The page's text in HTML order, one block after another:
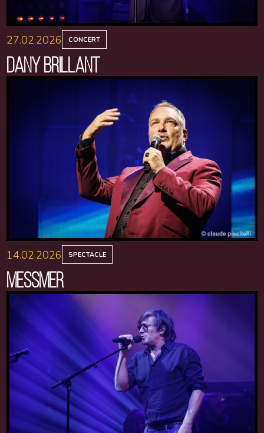
27.02.2026 CONCERT
DANY BRILLANT
14.02.2026 SPECTACLE
MESSMER